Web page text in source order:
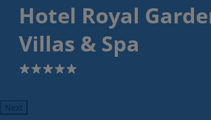
Hotel Royal
Villas & Spa
5
Next